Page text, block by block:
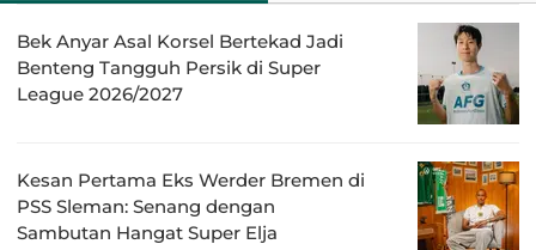
Bek Anyar Asal Korsel Bertekad Jadi
Benteng Tangguh Persik di Super
League 2026/2027
Kesan Pertama Eks Werder Bremen di
PSS Sleman: Senang dengan
Sambutan Hangat Super Elja